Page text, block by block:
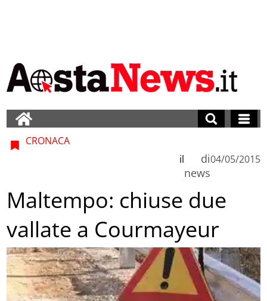
CRONACA
di
news
il 04/05/2015
Maltempo: chiuse due
vallate a Courmayeur